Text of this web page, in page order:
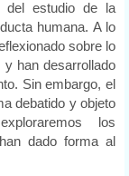
del estudio de la
humana. A lo
sobre lo
han desarrollado
Sin embargo, el
debatido y objeto
los
dado forma al